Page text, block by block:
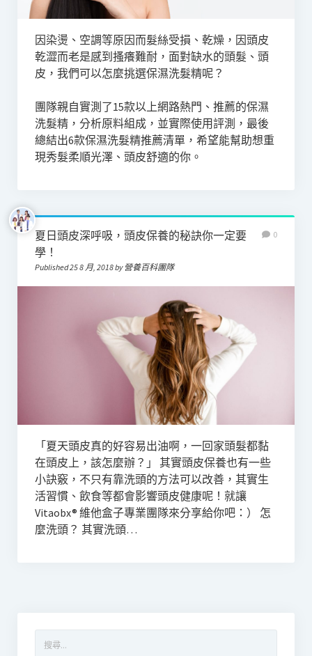
因染燙、空調等原因而髮絲受損、乾燥，因頭皮
乾澀而老是感到搔癢難耐，面對缺水的頭髮、頭
皮，我們可以怎麼挑選保濕洗髮精呢？
團隊親自實測了15款以上網路熱門、推薦的保濕
洗髮精，分析原料組成，並實際使用評測，最後
總結出6款保濕洗髮精推薦清單，希望能幫助想重
現秀髮柔順光澤、頭皮舒適的你。
夏日頭皮深呼吸，頭皮保養的秘訣你一定要
學！
Published 25 8 月, 2018 by 營養百科團隊
0
「夏天頭皮真的好容易出油啊，一回家頭髮都黏
在頭皮上，該怎麼辦？」 其實頭皮保養也有一些
小訣竅，不只有靠洗頭的方法可以改善，其實生
活習慣、飲食等都會影響頭皮健康呢！就讓
Vitaobx® 維他盒子專業團隊來分享給你吧：） 怎
麼洗頭？ 其實洗頭…